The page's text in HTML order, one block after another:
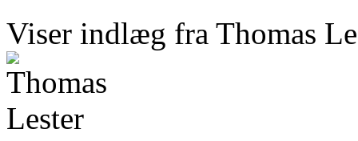
Viser indlæg fra Thomas